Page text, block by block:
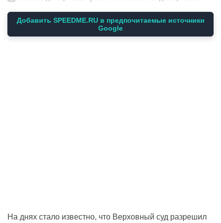
Добавить SPEEDME.RU в предпочитаемые источники
Google
На днях стало известно, что Верховный суд разрешил